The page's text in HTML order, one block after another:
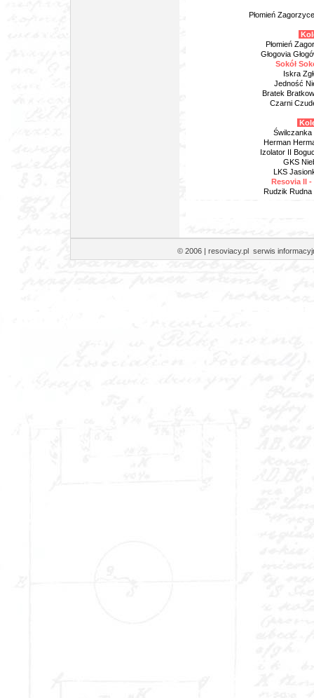
Płomień
Płomień
Głogovia
Sokół
Iskra
Jedność
Bratek
Czarni
Świlczanka
Herman
Izolator II
GKS
LKS
Resovia II -
Rudzik Rudna
© 2006 | resoviacy.pl serwis